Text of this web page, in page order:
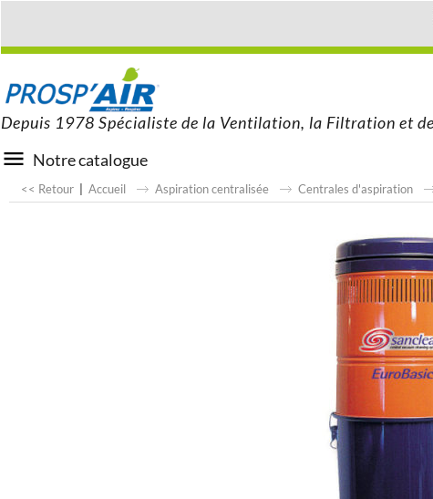
Depuis 1978 Spécialiste de la Ventilation, la Filtration et
Notre catalogue
<< Retour Accueil Aspiration centralisée Centrales d'aspiration